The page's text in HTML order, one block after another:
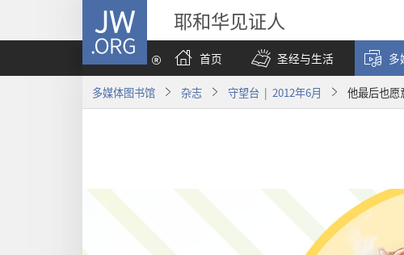
JW.ORG 耶和华见证人
首页
圣经与生活 多
多媒体图书馆 杂志 守望台 | 2012年6月 他最后也愿